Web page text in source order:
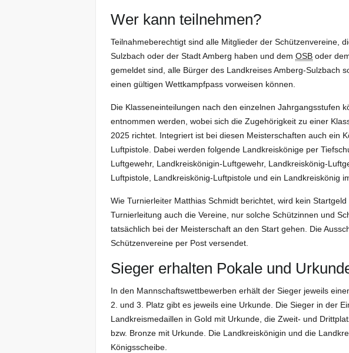
Wer kann teilnehmen?
Teilnahmeberechtigt sind alle Mitglieder der Schützenvereine,
Sulzbach oder der Stadt Amberg haben und demOSB oder
gemeldet sind, alle Bürger des Landkreises Amberg-Sulzbach
einen gültigen Wettkampfpass vorweisen können.
Die Klasseneinteilungen nach den einzelnen Jahrgangsstufen
entnommen werden, wobei sich die Zugehörigkeit zu einer
2025 richtet. Integriert ist bei diesen Meisterschaften auch ein
Luftpistole. Dabei werden folgende Landkreiskönige per
Luftgewehr, Landkreiskönigin-Luftgewehr, Landkreiskönig-
Luftpistole, Landkreiskönig-Luftpistole und ein Landkreiskönig
Wie Turnierleiter Matthias Schmidt berichtet, wird kein
Turnierleitung auch die Vereine, nur solche Schützinnen und
tatsächlich bei der Meisterschaft an den Start gehen. Die
Schützenvereine per Post versendet.
Sieger erhalten Pokale und
In den Mannschaftswettbewerben erhält der Sieger jeweils
2. und 3. Platz gibt es jeweils eine Urkunde. Die Sieger in der
Landkreismedaillen in Gold mit Urkunde, die Zweit- und
bzw. Bronze mit Urkunde. Die Landkreiskönigin und die
Königsscheibe.